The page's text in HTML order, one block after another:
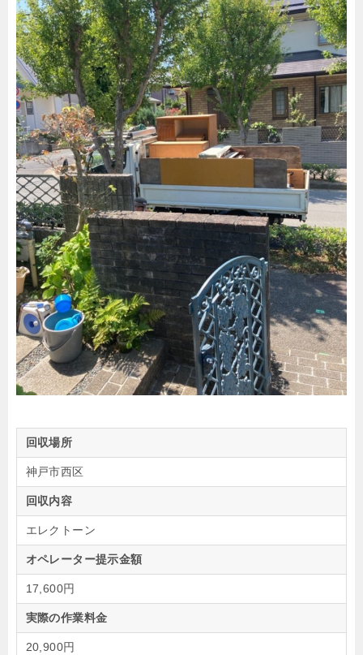
回収場所
神戸市西区
回収内容
エレクトーン
オペレーター提示金額
17,600円
実際の作業料金
20,900円